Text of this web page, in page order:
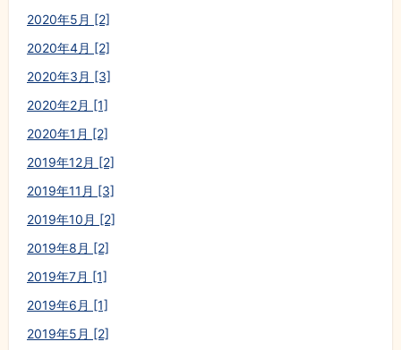
2020年5月 [2]
2020年4月 [2]
2020年3月 [3]
2020年2月 [1]
2020年1月 [2]
2019年12月 [2]
2019年11月 [3]
2019年10月 [2]
2019年8月 [2]
2019年7月 [1]
2019年6月 [1]
2019年5月 [2]